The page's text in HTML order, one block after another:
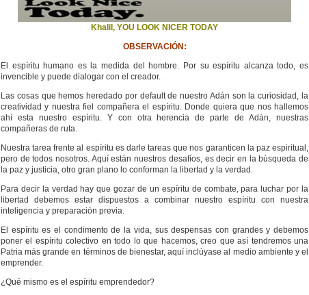
Khalil, YOU LOOK NICER TODAY
OBSERVACIÓN:
El espíritu humano es la medida del hombre. Por su espíritu alcanza todo, es
invencible y puede dialogar con el creador.
Las cosas que hemos heredado por default de nuestro Adán son la curiosidad, la
creatividad y nuestra fiel compañera el espíritu. Donde quiera que nos hallemos
ahí esta nuestro espíritu. Y con otra herencia de parte de Adán, nuestras
compañeras de ruta.
Nuestra tarea frente al espíritu es darle tareas que nos garanticen la paz espiritual,
pero de todos nosotros. Aquí están nuestros desafíos, es decir en la búsqueda de
la paz y justicia, otro gran plano lo conforman la libertad y la verdad.
Para decir la verdad hay que gozar de un espíritu de combate, para luchar por la
libertad debemos estar dispuestos a combinar nuestro espíritu con nuestra
inteligencia y preparación previa.
El espíritu es el condimento de la vida, sus despensas con grandes y debemos
poner el espíritu colectivo en todo lo que hacemos, creo que así tendremos una
Patria más grande en términos de bienestar, aquí inclúyase al medio ambiente y el
emprender.
¿Qué mismo es el espíritu emprendedor?